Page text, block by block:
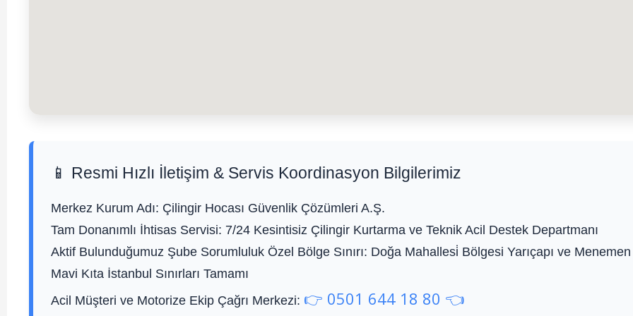
📱 Resmi Hızlı İletişim & Servis Koordinasyon Bilgilerimiz
Merkez Kurum Adı: Çilingir Hocası Güvenlik Çözümleri A.Ş.
Tam Donanımlı İhtisas Servisi: 7/24 Kesintisiz Çilingir Kurtarma ve Teknik Acil Destek Departmanı
Aktif Bulunduğumuz Şube Sorumluluk Özel Bölge Sınırı: Doğa Mahallesi̇ Bölgesi Yarıçapı ve
Mavi Kıta İstanbul Sınırları Tamamı
Acil Müşteri ve Motorize Ekip Çağrı Merkezi: 👉 0501 644 18 80 👈